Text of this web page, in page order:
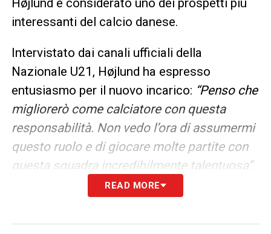
Højlund è considerato uno dei prospetti più
interessanti del calcio danese.
Intervistato dai canali ufficiali della
Nazionale U21, Højlund ha espresso
entusiasmo per il nuovo incarico: “Penso che
migliorerò come calciatore con questa
responsabilità. Non vedo l’ora di assumermi
questo ruolo e di giocare molte partite con
questa squadra incredibilmente talentuosa”.
Prospettive future
Per Provstgaard, il passaggio dalla
READ MORE